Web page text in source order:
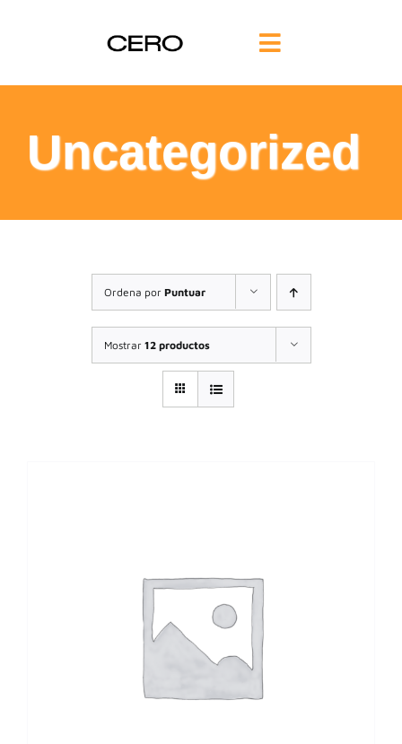
Toggle
Navigation
FILOSOFÍA
TE AYUDAMOS
FORMACIÓN
COMUNIDAD
Uncategorized
Ordena por Puntuar
Mostrar 12 productos